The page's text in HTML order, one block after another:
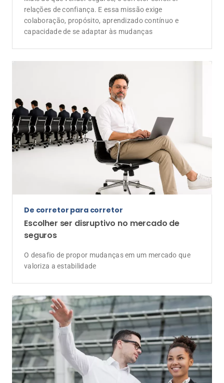
De corretor para corretor
Escolher ser disruptivo no mercado de
seguros
O desafio de propor mudanças em um mercado que
Programa "Bora Indicar" transforma rede